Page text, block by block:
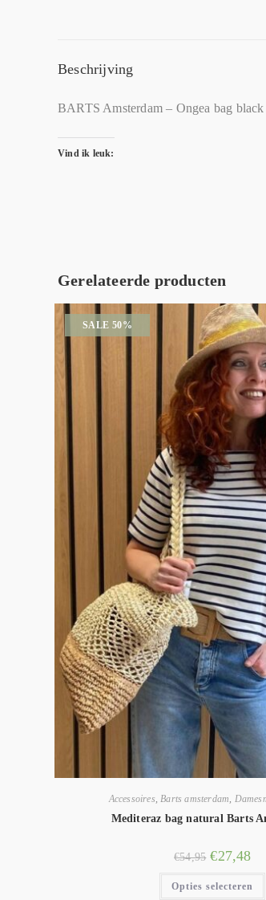
Beschrijving
BARTS Amsterdam – Ongea bag
Vind ik leuk:
Gerelateerde producten
SALE 50%
Accessoires,Barts amsterdam,
Mediteraz bag natural Barts
€54,95 €27,48
Opties selecteren